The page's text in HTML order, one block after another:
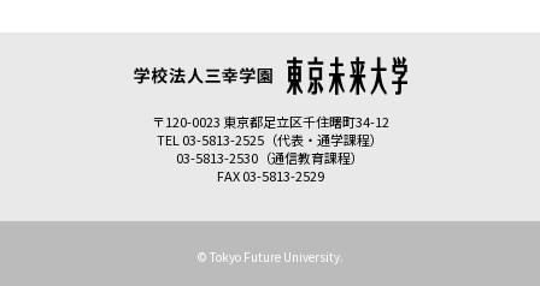
〒120-0023 東京都足立区千住曙町34-12
TEL 03-5813-2525（代表・通学課程）
03-5813-2530（通信教育課程）
FAX 03-5813-2529
© Tokyo Future University.